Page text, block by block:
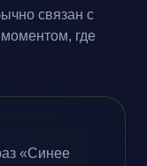
связан с
где
«Синее